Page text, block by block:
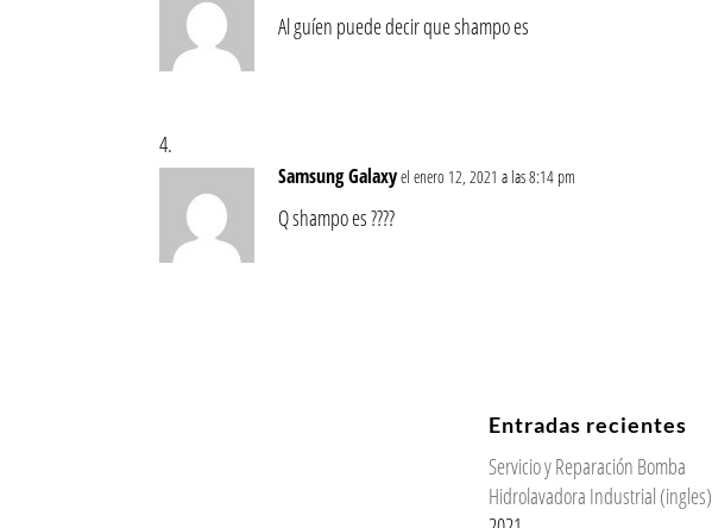
Al guíen puede decir que shampo es
Samsung Galaxyel enero 12, 2021 a las 8:14 pm
Q shampo es ????
Entradas recientes
Servicio y Reparación Bomba
Hidrolavadora Industrial (ingles)